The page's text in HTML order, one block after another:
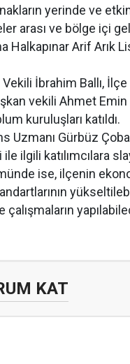
yerinde ve
arası ve bölge içi
Halkapınar Arif
İbrahim Ballı,
vekili Ahmet
kuruluşları katıldı.
Uzmanı Gürbüz
ile ilgili katılımcılara
ise, ilçenin
KAT